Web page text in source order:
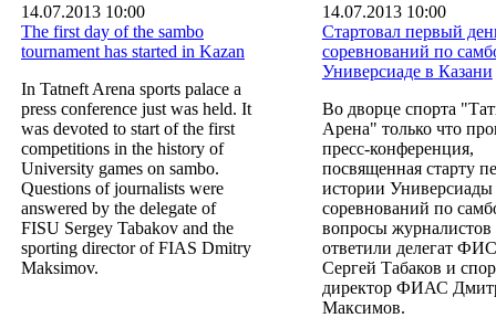
14.07.2013 10:00
The first day of the sambo
tournament has started in Kazan
In Tatneft Arena sports palace a
press conference just was held. It
was devoted to start of the first
competitions in the history of
University games on sambo.
Questions of journalists were
answered by the delegate of
FISU Sergey Tabakov and the
sporting director of FIAS Dmitry
Maksimov.
14.07.2013 10:00
Стартовал первый
соревнований по
Универсиаде в Казани
Во дворце спорта
Арена" только что
пресс-конференция,
посвященная старту
истории Универсиады
соревнований по
вопросы журналистов
ответили делегат
Сергей Табаков и
директор ФИАС
Максимов.